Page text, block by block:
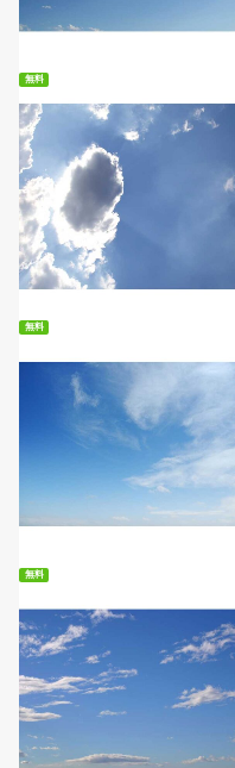
無料
無料ダウンロード
無料
無料ダウンロード
無料
無料ダウンロード